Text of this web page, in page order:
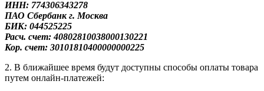
ИНН: 774306343278
ПАО Сбербанкг. Москва
БИК: 044525225
Расч. счет: 40802810038000130221
Кор. счет: 30101810400000000225
2. В ближайшее время будут доступны способы оплаты товара
путем онлайн-платежей: